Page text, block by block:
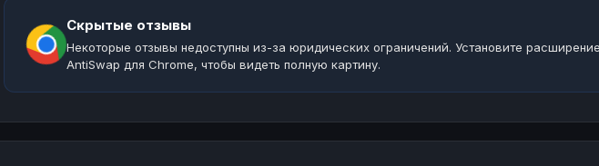
Скрытые отзывы
Некоторые отзывы недоступны из-за юридических ограничений. Установите расширение
AntiSwap для Chrome, чтобы видеть полную картину.